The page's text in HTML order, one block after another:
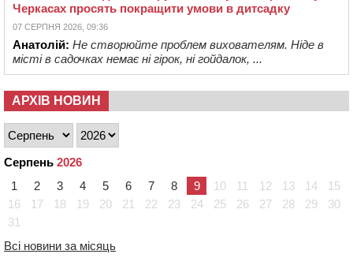
Черкасах просять покращити умови в дитсадку
07 СЕРПНЯ 2026, 09:36
Анатолій: Не створюйте проблем вихователям. Ніде в
місті в садочках немає ні гірок, ні гойдалок, ...
АРХІВ НОВИН
Серпень 2026
1
2 3 4 5 6 7 8 9 10 11 12 13 14
15
16
17 18 19 20 21 22 23 24 25 26 27 28 29
30
31
Всі новини за місяць